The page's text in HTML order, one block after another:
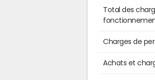
Total des
Charges de
Achats et